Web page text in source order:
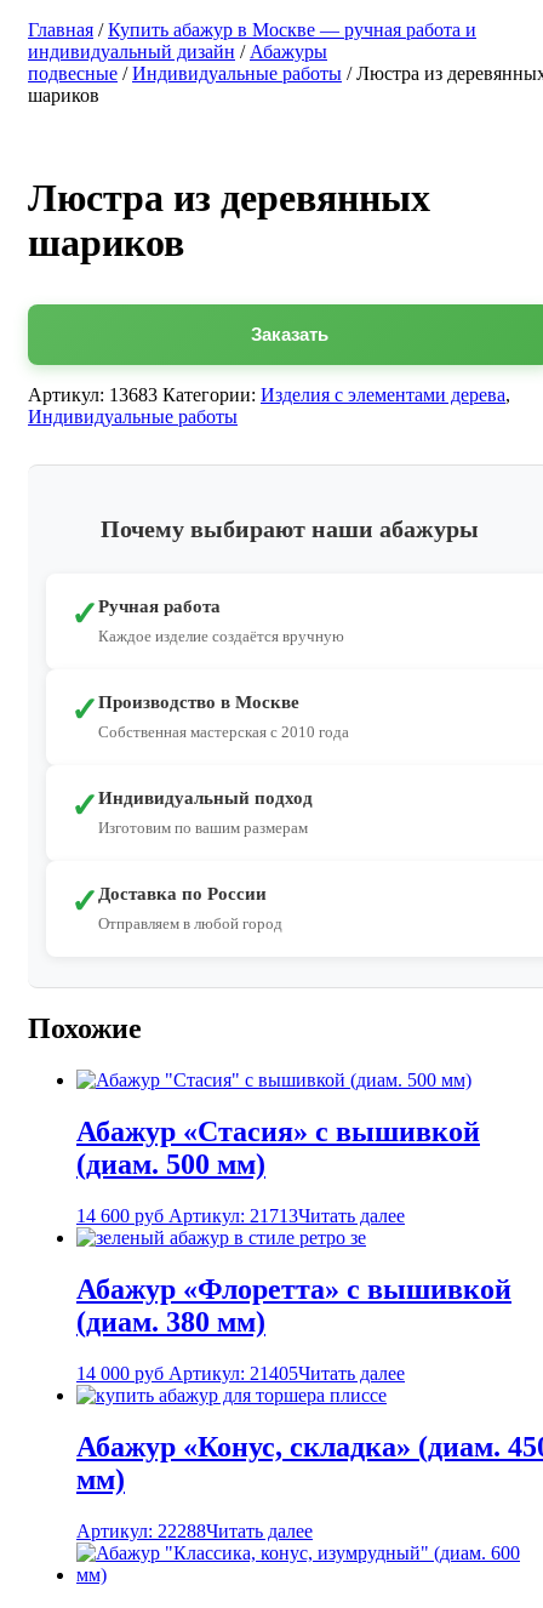
Главная /Купить абажур в Москве — ручная работа и
индивидуальный дизайн / Абажуры
подвесные /Индивидуальные работы / Люстра из
шариков
Люстра из деревянных
шариков
Заказать
Артикул: 13683 Категории: Изделия с элементами дерева,
Индивидуальные работы
Почему выбирают наши абажуры
✓Ручная работа
Каждое изделие создаётся вручную
✓Производство в Москве
Собственная мастерская с 2010 года
✓Индивидуальный подход
Изготовим по вашим размерам
✓Доставка по России
Отправляем в любой город
Похожие
Абажур «Стасия» с вышивкой
(диам. 500 мм)
14 600 руб Артикул: 21713Читать далее
Абажур «Флоретта» с вышивкой
(диам. 380 мм)
14 000 руб Артикул: 21405Читать далее
Абажур «Конус, складка» (диам.
мм)
Артикул: 22288Читать далее